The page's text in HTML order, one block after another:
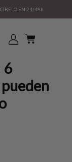
EN 24/48h
6